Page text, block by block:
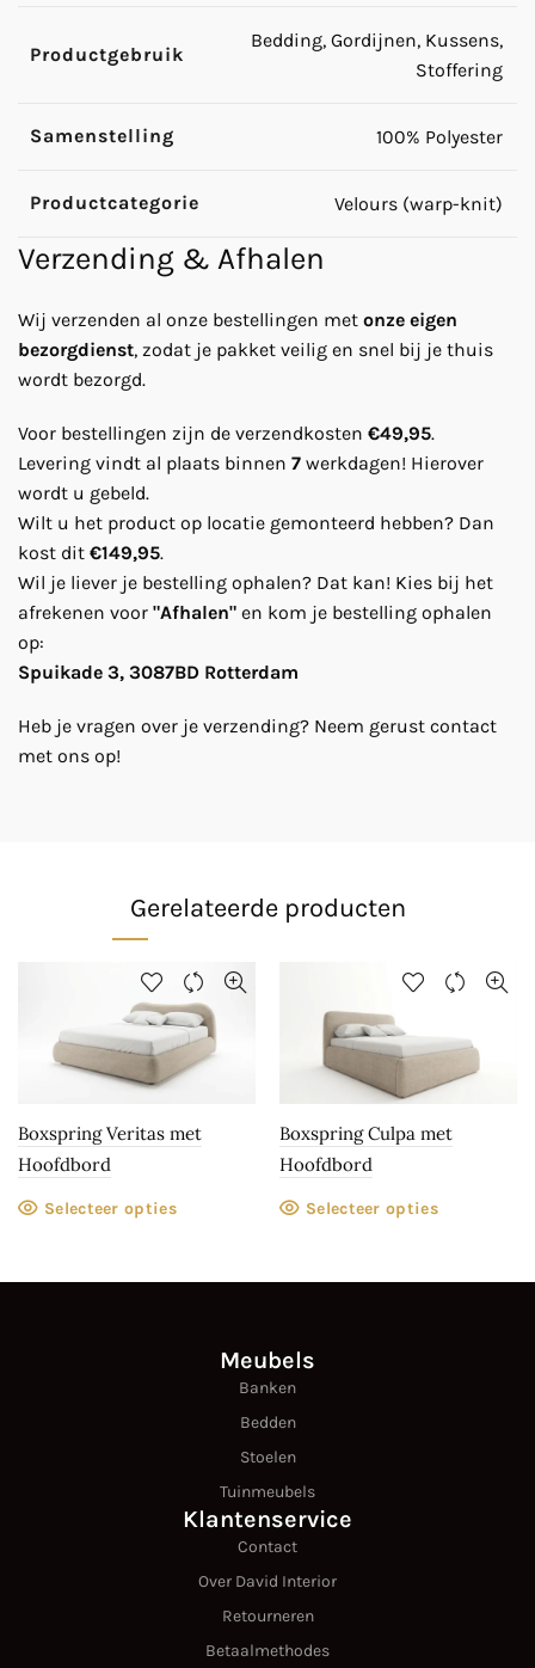
Productgebruik
Bedding, Gordijnen, Kussens,
Stoffering
Samenstelling 100% Polyester
Productcategorie Velours (warp-knit)
Verzending & Afhalen
Wij verzenden al onze bestellingen met onze eigen
bezorgdienst, zodat je pakket veilig en snel bij je thuis
wordt bezorgd.
Voor bestellingen zijn de verzendkosten €49,95.
Levering vindt al plaats binnen 7 werkdagen! Hierover
wordt u gebeld.
Wilt u het product op locatie gemonteerd hebben? Dan
kost dit €149,95.
Wil je liever je bestelling ophalen? Dat kan! Kies bij het
afrekenen voor "Afhalen" en kom je bestelling ophalen
op:
Spuikade 3, 3087BD Rotterdam
Heb je vragen over je verzending? Neem gerust contact
met ons op!
Gerelateerde producten
Boxspring Veritas met
Hoofdbord
Selecteer opties
Boxspring Culpa met
Hoofdbord
Selecteer opties
Meubels
Banken
Bedden
Stoelen
Tuinmeubels
Klantenservice
Contact
Over David Interior
Retourneren
Betaalmethodes